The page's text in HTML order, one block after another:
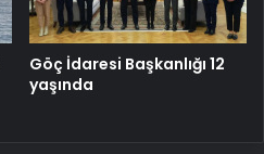
Göç İdaresi Başkanlığı 12
yaşında